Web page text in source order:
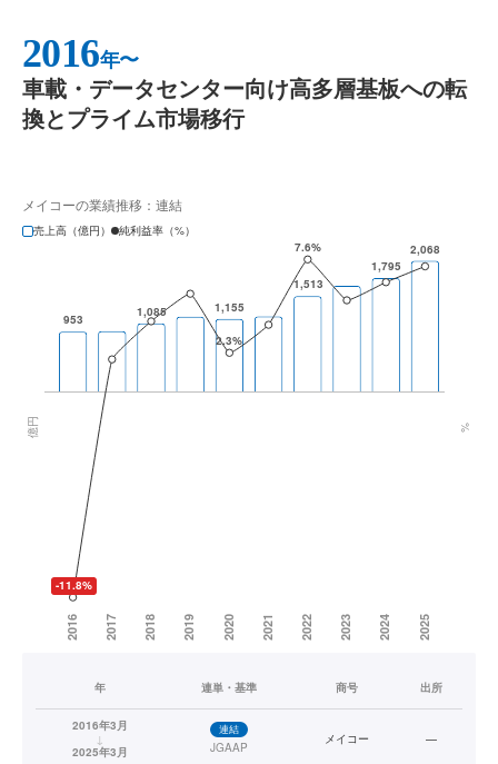
2016年〜
車載・データセンター向け高多層基板への転
換とプライム市場移行
メイコーの業績推移：連結
売上高（億円）
純利益率（%）
年 連単・基準 商号 出所
2016年3月
↓
2025年3月
連結
JGAAP
メイコー —